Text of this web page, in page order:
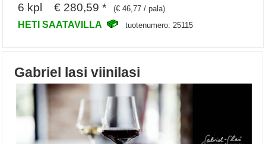
6 kpl € 280,59 * (€ 46,77 / pala)
HETI SAATAVILLA tuotenumero: 25115
Gabriel lasi viinilasi